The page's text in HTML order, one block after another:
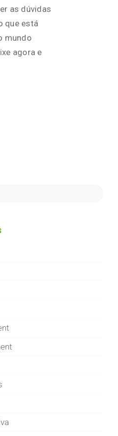
as dúvidas
que está
mundo
agora e